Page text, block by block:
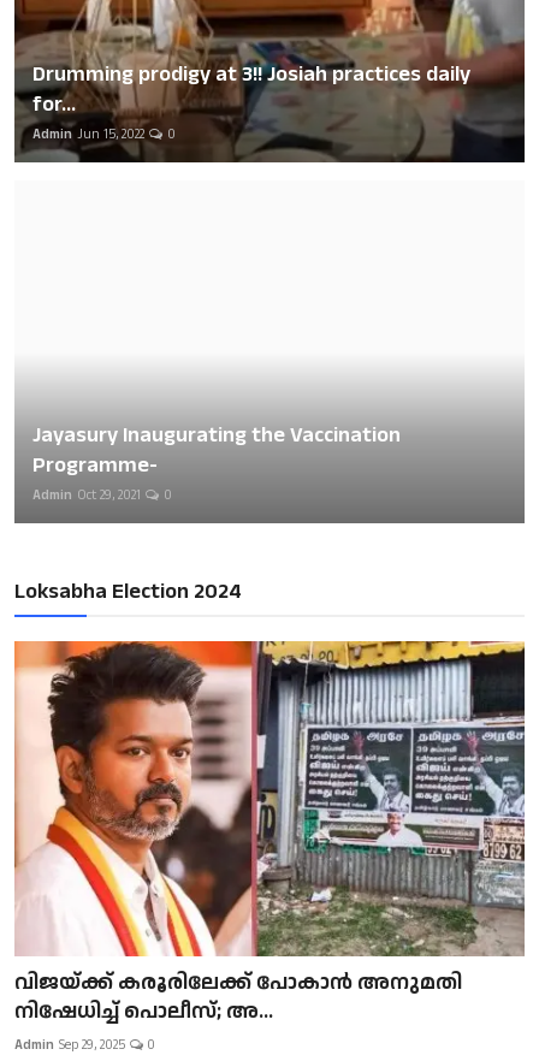
Drumming prodigy at 3!! Josiah practices daily
for...
Admin Jun 15, 2022 0
Jayasury Inaugurating the Vaccination
Programme-
Admin Oct 29, 2021 0
Loksabha Election 2024
വിജയ്ക്ക് കരൂരിലേക്ക് പോകാൻ അനുമതി
നിഷേധിച്ച് പൊലീസ്; അ...
Admin Sep 29, 2025 0